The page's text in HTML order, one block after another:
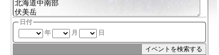
日付
年
月 日